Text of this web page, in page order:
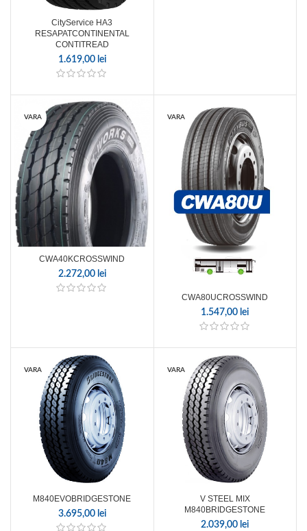
CityService HA3
RESAPATCONTINENTAL
CONTITREAD
1.619,00 lei
VARA
CWA40KCROSSWIND
2.272,00 lei
VARA
CWA80UCROSSWIND
1.547,00 lei
VARA
M840EVOBRIDGESTONE
3.695,00 lei
VARA
V STEEL MIX
M840BRIDGESTONE
2.039,00 lei